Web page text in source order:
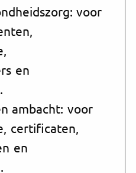
voor
en
ambacht: voor
certificaten,
en